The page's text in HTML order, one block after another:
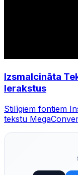
Izsmalcināta
Ierakstus
Stilīgiem fontiem
tekstu